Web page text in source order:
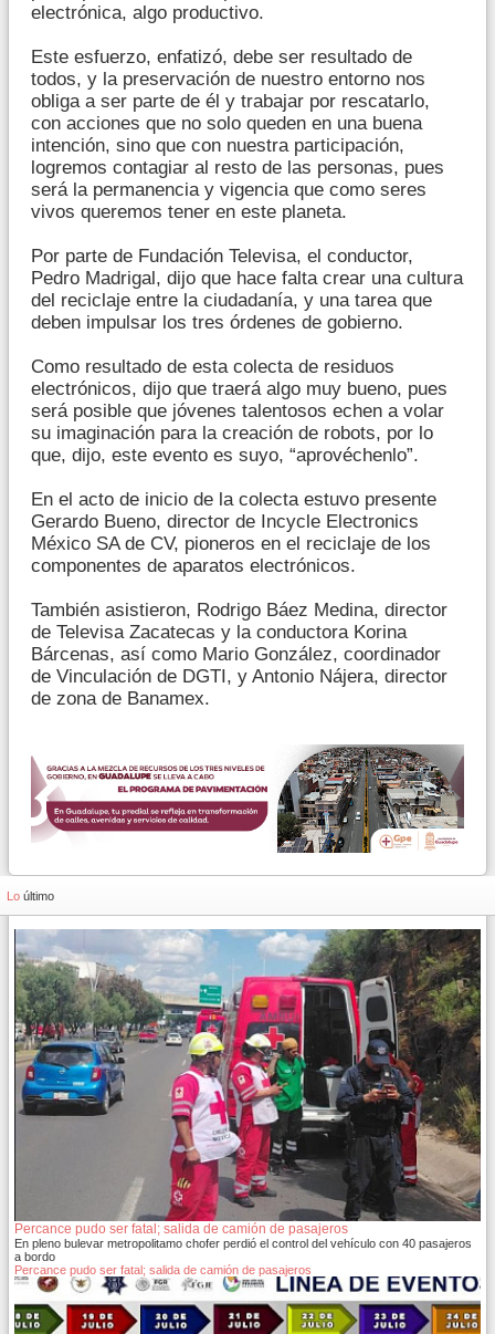
electrónica, algo productivo.
Este esfuerzo, enfatizó, debe ser resultado de
todos, y la preservación de nuestro entorno nos
obliga a ser parte de él y trabajar por rescatarlo,
con acciones que no solo queden en una buena
intención, sino que con nuestra participación,
logremos contagiar al resto de las personas, pues
será la permanencia y vigencia que como seres
vivos queremos tener en este planeta.
Por parte de Fundación Televisa, el conductor,
Pedro Madrigal, dijo que hace falta crear una cultura
del reciclaje entre la ciudadanía, y una tarea que
deben impulsar los tres órdenes de gobierno.
Como resultado de esta colecta de residuos
electrónicos, dijo que traerá algo muy bueno, pues
será posible que jóvenes talentosos echen a volar
su imaginación para la creación de robots, por lo
que, dijo, este evento es suyo, “aprovéchenlo”.
En el acto de inicio de la colecta estuvo presente
Gerardo Bueno, director de Incycle Electronics
México SA de CV, pioneros en el reciclaje de los
componentes de aparatos electrónicos.
También asistieron, Rodrigo Báez Medina, director
de Televisa Zacatecas y la conductora Korina
Bárcenas, así como Mario González, coordinador
de Vinculación de DGTI, y Antonio Nájera, director
de zona de Banamex.
Lo último
Percance pudo ser fatal; salida de camión de pasajeros
En pleno bulevar metropolitamo chofer perdió el control del vehículo con 40 pasajeros
a bordo
Percance pudo ser fatal; salida de camión de pasajeros